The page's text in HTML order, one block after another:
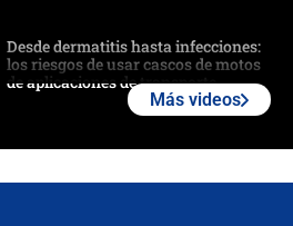
Desde dermatitis hasta infecciones:
los riesgos de usar cascos de motos
de aplicaciones de transporte
Más videos